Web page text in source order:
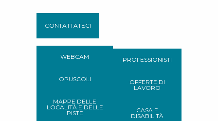
CONTATTATECI
WEBCAM
OPUSCOLI
MAPPE DELLE
LOCALITÀ E DELLE
PISTE
PROFESSIONISTI
OFFERTE DI
LAVORO
CASA E
DISABILITÀ